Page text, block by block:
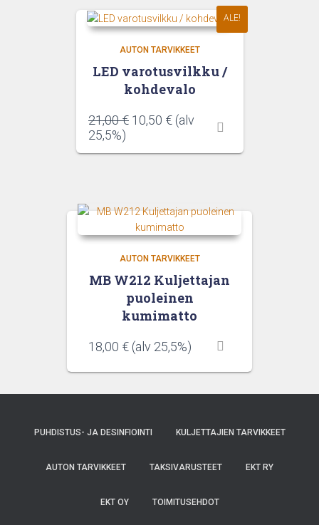
ALE!
AUTON TARVIKKEET
LED varotusvilkku /
kohdevalo
21,00€ Alkuperäinen
10,50 €Nykyinen
(alv
25,5%)
AUTON TARVIKKEET
MB W212 Kuljettajan
puoleinen
kumimatto
18,00 € (alv 25,5%)
PUHDISTUS- JA DESINFIOINTI KULJETTAJIEN TARVIKKEET
AUTON TARVIKKEET TAKSIVARUSTEET EKT RY
EKT OY TOIMITUSEHDOT